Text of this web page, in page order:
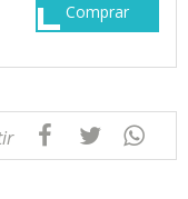
Comprar